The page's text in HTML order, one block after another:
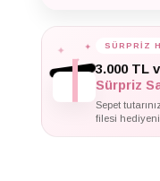
✦ ✦ SÜRPRİZ
3.000 TL
Sürpriz
Sepet
filesi